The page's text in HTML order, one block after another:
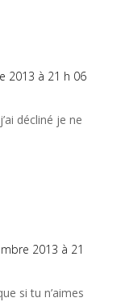
2013 à 21 h 06
décliné je ne
2013 à 21
si tu n’aimes